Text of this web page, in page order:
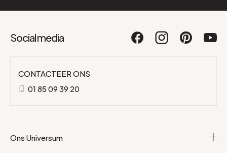
Social media
CONTACTEER ONS
01 85 09 39 20
Ons Universum